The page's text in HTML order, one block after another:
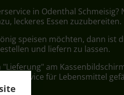
in Odenthal Schmeisig?
leckeres Essen zuzubereiten.
speisen möchten, dann ist
und liefern zu lassen.
"Lieferung" am
für Lebensmittel